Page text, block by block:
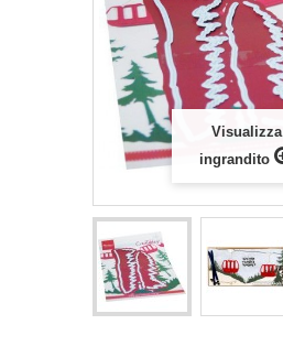
Visualizza
ingrandito